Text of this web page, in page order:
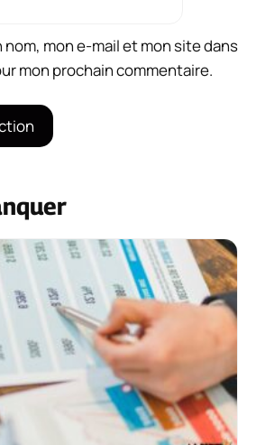
mon e-mail et mon site dans
mon prochain commentaire.